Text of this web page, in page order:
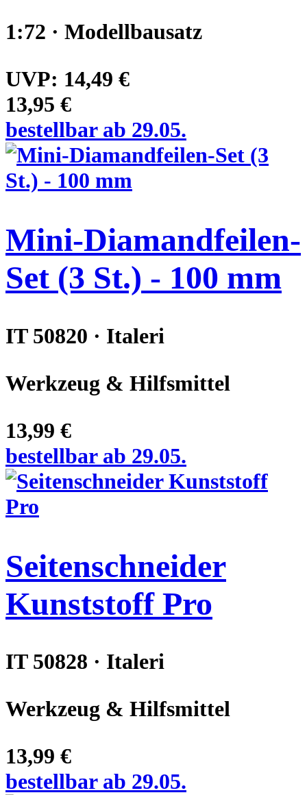
1:72 · Modellbausatz
UVP: 14,49 €
13,95 €
bestellbar ab 29.05.
Mini-Diamandfeilen-
Set (3 St.) - 100 mm
IT 50820 · Italeri
Werkzeug & Hilfsmittel
13,99 €
bestellbar ab 29.05.
Seitenschneider
Kunststoff Pro
IT 50828 · Italeri
Werkzeug & Hilfsmittel
13,99 €
bestellbar ab 29.05.